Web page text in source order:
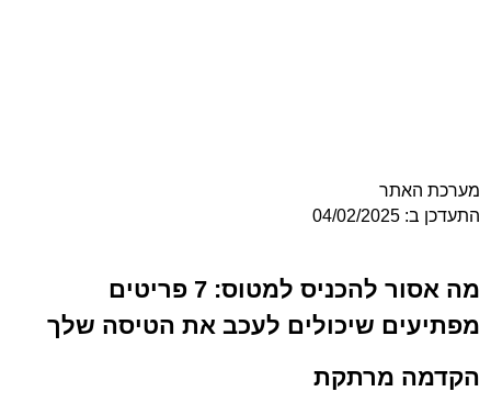
מערכת האתר
התעדכן ב: 04/02/2025
מה אסור להכניס למטוס: 7 פריטים
מפתיעים שיכולים לעכב את הטיסה שלך
הקדמה מרתקת